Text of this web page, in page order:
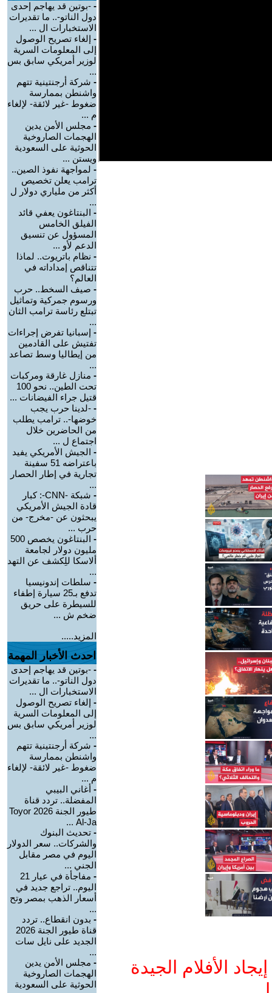
الأفلام الجيدة
- -بوتين قد يهاجم إحدى
دول الناتو-.. ما تقديرات
الاستخبارات ال ...
- إلغاء تصريح الوصول
إلى المعلومات السرية
لوزير أمريكي سابق بس
...
- شركة أرجنتينية تتهم
واشنطن بممارسة
ضغوط -غير لائقة- لإلغاء
م ...
- مجلس الأمن يدين
الهجمات الصاروخية
الحوثية على السعودية
ويستن ...
- لمواجهة نفوذ الصين..
ترامب يعلن تخصيص
أكثر من ملياري دولار ل
...
- البنتاغون يعفي قائد
الفيلق الخامس
المسؤول عن تنسيق
الدعم لأو ...
- نظام باتريوت.. لماذا
تتناقص إمداداته في
العالم؟
- صيف السخط.. حرب
ورسوم جمركية وتماثيل
تبتلع رئاسة ترامب الثان
...
- إسبانيا تفرض إجراءات
تفتيش على القادمين
من إيطاليا وسط تصاعد
...
- منازل غارقة ومركبات
تحت الطين.. نحو 100
قتيل جراء الفيضانات ...
- -لدينا حرب يجب
خوضها-.. ترامب يطلب
من الحاضرين خلال
اجتماع ل ...
- الجيش الأمريكي يفيد
باعتراضه 51 سفينة
تجارية في إطار الحصار
...
-
شبكة -CNN-: كبار
قادة الجيش الأمريكي
يبحثون عن -مخرج- من
حرب ...
-
البنتاغون يخصص 500
مليون دولار لجامعة
ألاسكا للِكشف عن التهد
...
- سلطات إندونيسيا
تدفع بـ25 سيارة إطفاء
للسيطرة على حريق
ضخم ش ...
المزيد.....
احدث الأخبار المهمة
- -بوتين قد يهاجم إحدى
دول الناتو-.. ما تقديرات
الاستخبارات ال ...
- إلغاء تصريح الوصول
إلى المعلومات السرية
لوزير أمريكي سابق بس
...
- شركة أرجنتينية تتهم
واشنطن بممارسة
ضغوط -غير لائقة- لإلغاء
م ...
- أغاني البيبي
المفضلة.. تردد قناة
طيور الجنة 2026 Toyor
Al-Ja ...
- تحديث البنوك
والشركات.. سعر الدولار
اليوم في مصر مقابل
الجني ...
-
مفاجأة في عيار 21
اليوم.. تراجع جديد في
أسعار الذهب بمصر وتح
...
- بدون انقطاع.. تردد
قناة طيور الجنة 2026
الجديد على نايل سات
...
- مجلس الأمن يدين
الهجمات الصاروخية
الحوثية على السعودية